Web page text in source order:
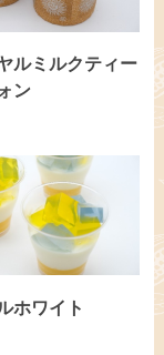
ルミルクティー
ン
ホワイト